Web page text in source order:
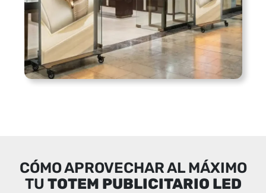
CÓMO APROVECHAR AL MÁXIMO
TU TOTEM PUBLICITARIO LED